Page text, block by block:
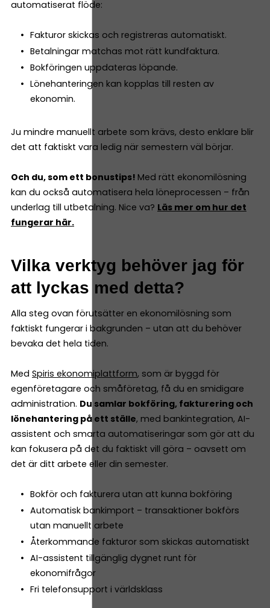
automatiserat flöde:
Fakturor skickas och registreras automatiskt.
Betalningar matchas mot rätt kundfaktura.
Bokföringen uppdateras löpande.
Lönehanteringen kan kopplas till resten av
ekonomin.
Ju mindre manuellt arbete som krävs, desto enklare blir
det att faktiskt vara ledig när semestern väl börjar.
Och du, som ett bonustips! Med rätt ekonomilösning
kan du också automatisera hela löneprocessen – från
underlag till utbetalning. Nice va? Läs mer om hur det
fungerar här.
Vilka verktyg behöver jag för
att lyckas med detta?
Alla steg ovan förutsätter en ekonomilösning som
faktiskt fungerar i bakgrunden – utan att du behöver
bevaka det hela tiden.
Med Spiris ekonomiplattform, som är byggd för
egenföretagare och småföretag, få du en smidigare
administration. Du samlar bokföring, fakturering och
lönehantering på ett ställe, med bankintegration, AI-
assistent och smarta automatiseringar som gör att du
kan fokusera på det du faktiskt vill göra – oavsett om
det är ditt arbete eller din semester.
Bokför och fakturera utan att kunna bokföring
Automatisk bankimport – transaktioner bokförs
utan manuellt arbete
Återkommande fakturor som skickas automatiskt
AI-assistent tillgänglig dygnet runt för
ekonomifrågor
Fri telefonsupport i världsklass